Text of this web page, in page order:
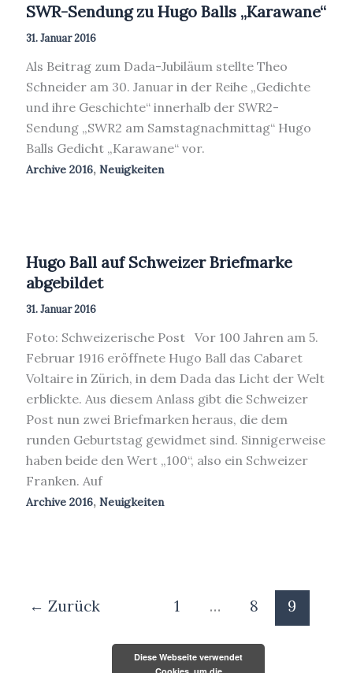
SWR-Sendung zu Hugo Balls „Karawane“
31. Januar 2016
Als Beitrag zum Dada-Jubiläum stellte Theo
Schneider am 30. Januar in der Reihe „Gedichte
und ihre Geschichte“ innerhalb der SWR2-
Sendung „SWR2 am Samstagnachmittag“ Hugo
Balls Gedicht „Karawane“ vor.
Archive 2016, Neuigkeiten
Hugo Ball auf Schweizer Briefmarke
abgebildet
31. Januar 2016
Foto: Schweizerische Post Vor 100 Jahren am 5.
Februar 1916 eröffnete Hugo Ball das Cabaret
Voltaire in Zürich, in dem Dada das Licht der Welt
erblickte. Aus diesem Anlass gibt die Schweizer
Post nun zwei Briefmarken heraus, die dem
runden Geburtstag gewidmet sind. Sinnigerweise
haben beide den Wert „100“, also ein Schweizer
Franken. Auf
Archive 2016, Neuigkeiten
← Zurück 1 … 8 9
Diese Webseite verwendet